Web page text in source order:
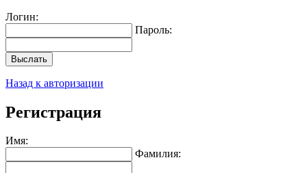
Логин:
Пароль:
Выслать
Назад к авторизации
Регистрация
Имя:
Фамилия: